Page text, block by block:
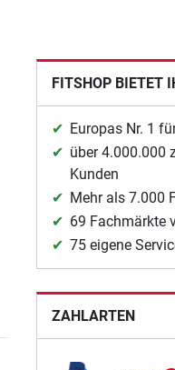
FITSHOP BIETET
Europas Nr. 1
über 4.000.000
Kunden
Mehr als 7.000
69 Fachmärkte
75 eigene
ZAHLARTEN